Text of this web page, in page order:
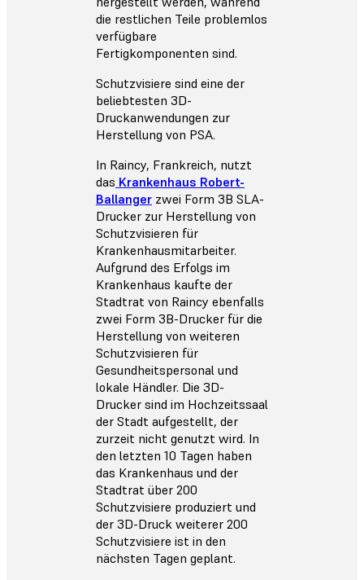
die restlichen Teile problemlos
verfügbare
Fertigkomponenten sind.
Schutzvisiere sind eine der
beliebtesten 3D-
Druckanwendungen zur
Herstellung von PSA.
In Raincy, Frankreich, nutzt
das Krankenhaus Robert-
Ballanger zwei Form 3B SLA-
Drucker zur Herstellung von
Schutzvisieren für
Krankenhausmitarbeiter.
Aufgrund des Erfolgs im
Krankenhaus kaufte der
Stadtrat von Raincy ebenfalls
zwei Form 3B-Drucker für die
Herstellung von weiteren
Schutzvisieren für
Gesundheitspersonal und
lokale Händler. Die 3D-
Drucker sind im Hochzeitssaal
der Stadt aufgestellt, der
zurzeit nicht genutzt wird. In
den letzten 10 Tagen haben
das Krankenhaus und der
Stadtrat über 200
Schutzvisiere produziert und
der 3D-Druck weiterer 200
Schutzvisiere ist in den
nächsten Tagen geplant.